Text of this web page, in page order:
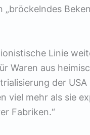
Linie
Waren aus
der
viel mehr als sie
Fabriken.“